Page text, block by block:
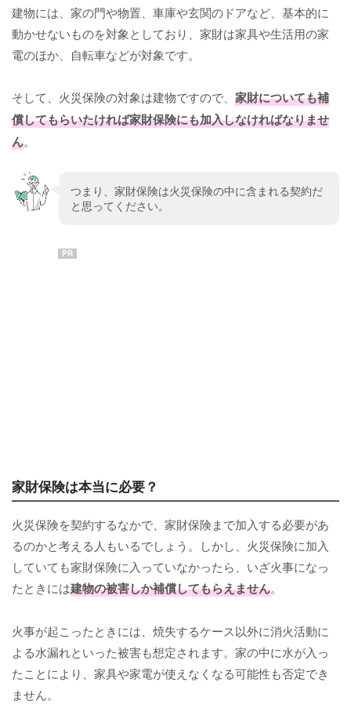
建物には、家の門や物置、車庫や玄関のドアなど、基本的に
動かせないものを対象としており、家財は家具や生活用の家
電のほか、自転車などが対象です。
そして、火災保険の対象は建物ですので、 家財についても補
償してもらいたければ家財保険にも加入しなければなりませ
ん。
つまり、家財保険は火災保険の中に含まれる契約だ
と思ってください。
PR
家財保険は本当に必要？
火災保険を契約するなかで、家財保険まで加入する必要があ
るのかと考える人もいるでしょう。しかし、火災保険に加入
していても家財保険に入っていなかったら、いざ火事になっ
たときには建物の被害しか補償してもらえません。
火事が起こったときには、焼失するケース以外に消火活動に
よる水漏れといった被害も想定されます。家の中に水が入っ
たことにより、家具や家電が使えなくなる可能性も否定でき
ません。